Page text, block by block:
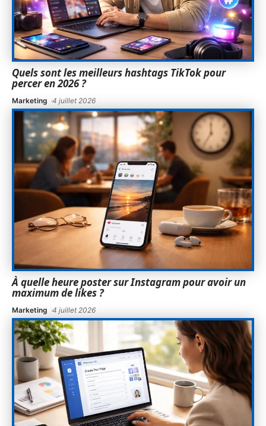
Quels sont les meilleurs hashtags TikTok pour
percer en 2026 ?
Marketing 4 juillet 2026
À quelle heure poster sur Instagram pour avoir un
maximum de likes ?
Marketing 4 juillet 2026